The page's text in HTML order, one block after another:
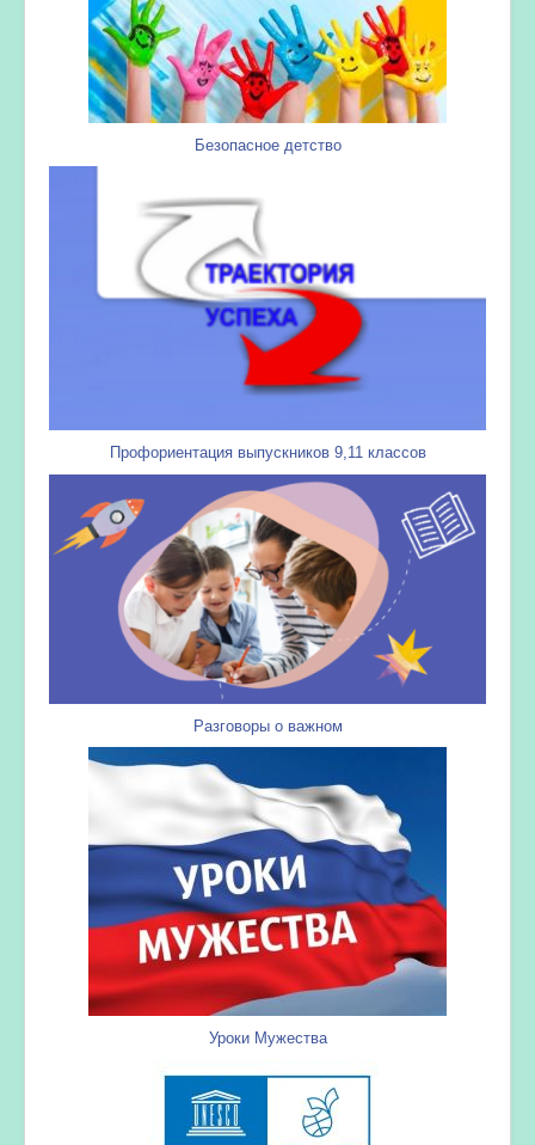
Безопасное детство
Профориентация выпускников 9,11 классов
Разговоры о важном
Уроки Мужества